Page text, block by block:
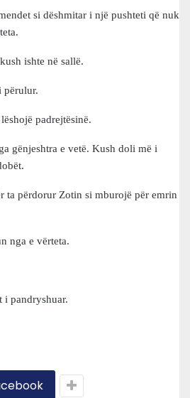
si dëshmitar i një pushteti që nuk
ishte në sallë.
përulur.
padrejtësinë.
gënjeshtra e vetë. Kush doli më i
ta përdorur Zotin si mburojë për emrin
nga e vërteta.
i pandryshuar.